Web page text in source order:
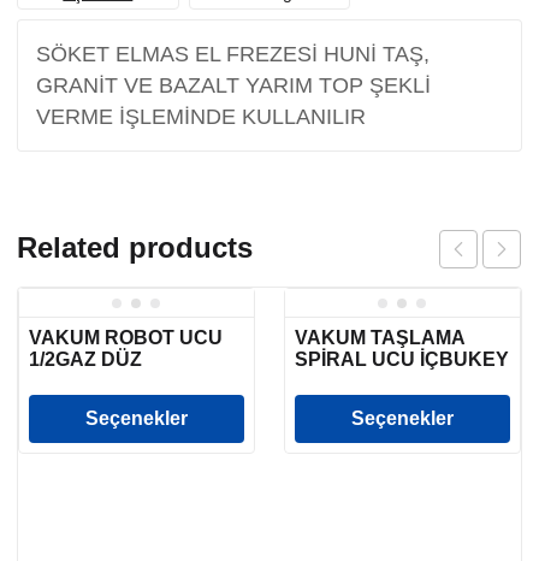
SÖKET ELMAS EL FREZESİ HUNİ TAŞ,
GRANİT VE BAZALT YARIM TOP ŞEKLİ
VERME İŞLEMİNDE KULLANILIR
Related products
VAKUM ROBOT UCU
1/2GAZ DÜZ
Seçenekler
VAKUM TAŞLAMA
SPİRAL UCU İÇBUKEY
Seçenekler